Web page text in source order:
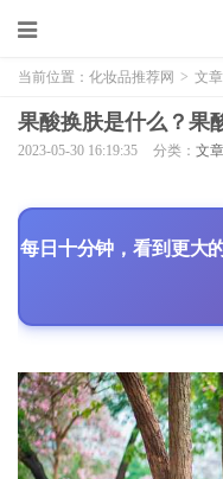
当前位置： 化妆品推荐网 > 文章
果酸换肤是什么？果
2023-05-30 16:19:35 分类： 文章
每日十分钟，看到更大